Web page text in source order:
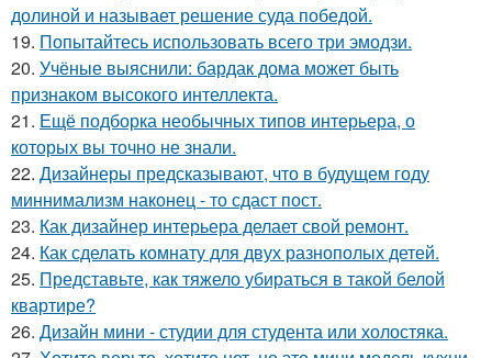
долиной и называет решение суда победой.
19. Попытайтесь использовать всего три эмодзи.
20. Учёные выяснили: бардак дома может быть
признаком высокого интеллекта.
21. Ещё подборка необычных типов интерьера, о
которых вы точно не знали.
22. Дизайнеры предсказывают, что в будущем году
миннимализм наконец - то сдаст пост.
23. Как дизайнер интерьера делает свой ремонт.
24. Как сделать комнату для двух разнополых детей.
25. Представьте, как тяжело убираться в такой белой
квартире?
26. Дизайн мини - студии для студента или холостяка.